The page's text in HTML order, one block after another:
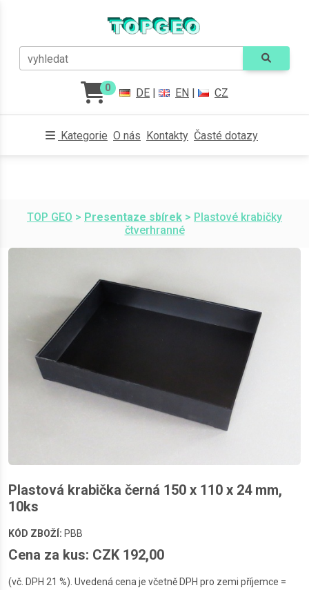
vyhledat
0 DE | EN | CZ
Kategorie O nás Kontakty Časté dotazy
TOP GEO > Presentaze sbírek > Plastové krabičky
čtverhranné
Plastová krabička černá 150 x 110 x 24 mm,
10ks
KÓD ZBOŽÍ: PBB
Cena za kus: CZK 192,00
(vč. DPH 21 %). Uvedená cena je včetně DPH pro zemi příjemce =